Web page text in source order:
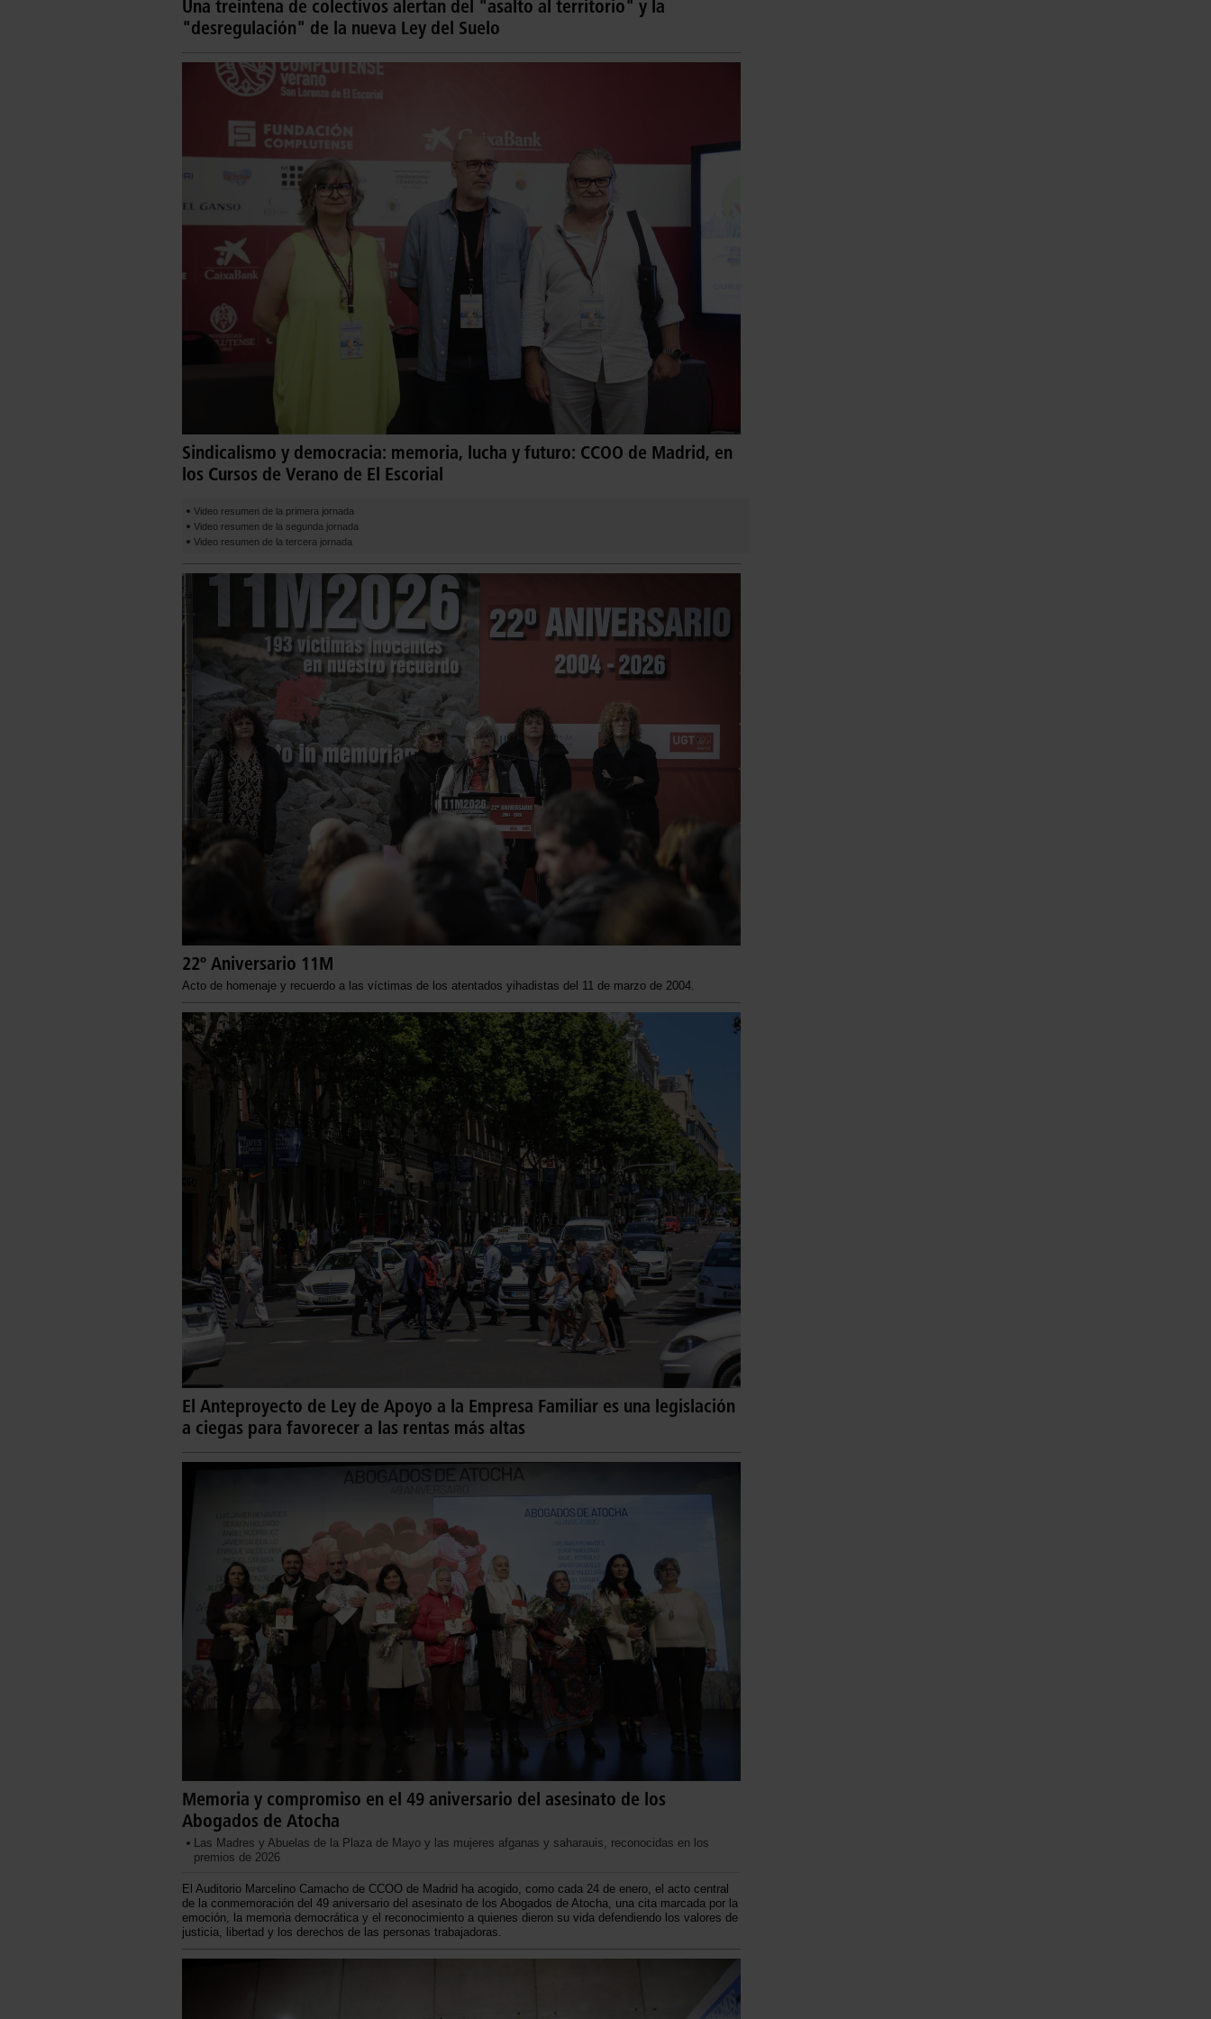
Una treintena de colectivos alertan del "asalto al territorio" y la
"desregulación" de la nueva Ley del Suelo
Sindicalismo y democracia: memoria, lucha y futuro: CCOO de Madrid, en
los Cursos de Verano de El Escorial
Video resumen de la primera jornada
Video resumen de la segunda jornada
Video resumen de la tercera jornada
22º Aniversario 11M
Acto de homenaje y recuerdo a las víctimas de los atentados yihadistas del 11 de marzo de 2004.
El Anteproyecto de Ley de Apoyo a la Empresa Familiar es una legislación
a ciegas para favorecer a las rentas más altas
Memoria y compromiso en el 49 aniversario del asesinato de los
Abogados de Atocha
Las Madres y Abuelas de la Plaza de Mayo y las mujeres afganas y saharauis, reconocidas en los
premios de 2026
El Auditorio Marcelino Camacho de CCOO de Madrid ha acogido, como cada 24 de enero, el acto central
de la conmemoración del 49 aniversario del asesinato de los Abogados de Atocha, una cita marcada por la
emoción, la memoria democrática y el reconocimiento a quienes dieron su vida defendiendo los valores de
justicia, libertad y los derechos de las personas trabajadoras.